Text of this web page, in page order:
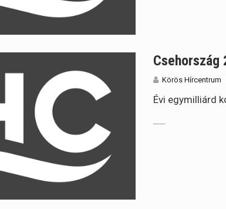
Csehország
Körös Hírcentrum
Évi egymilliárd